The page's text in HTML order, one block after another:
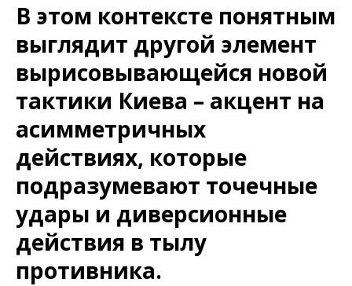
В этом контексте понятным
выглядит другой элемент
вырисовывающейся новой
тактики Киева – акцент на
асимметричных
действиях, которые
подразумевают точечные
удары и диверсионные
действия в тылу
противника.